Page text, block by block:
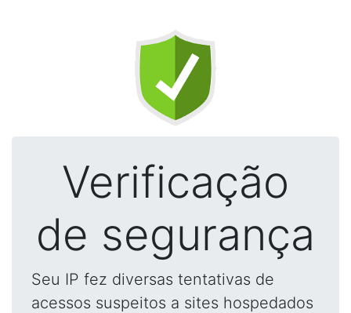
Verificação
de segurança
Seu IP fez diversas tentativas de
acessos suspeitos a sites hospedados